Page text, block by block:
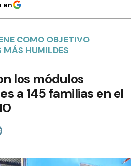
en
COMO OBJETIVO
MÁS HUMILDES
los módulos
a 145 familias en el